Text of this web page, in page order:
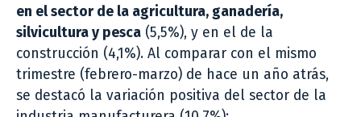
en el sector de la agricultura, ganadería,
silvicultura y pesca (5,5%), y en el de la
construcción (4,1%). Al comparar con el mismo
trimestre (febrero-marzo) de hace un año atrás,
se destacó la variación positiva del sector de la